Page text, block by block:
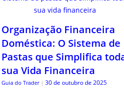
Organização Financeira
Doméstica: O Sistema de
Pastas que Simplifica
sua Vida Financeira
Guia do Trader | 30 de outubro de 2025